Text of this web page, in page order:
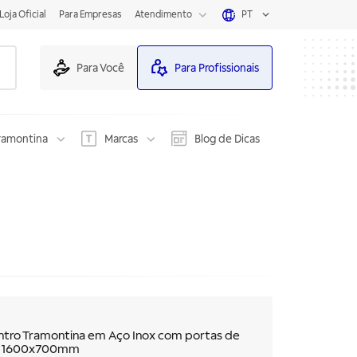
Loja Oficial Para Empresas Atendimento PT
Para Você Para Profissionais
Marcas Blog de Dicas
Tramontina em Aço Inox com portas de